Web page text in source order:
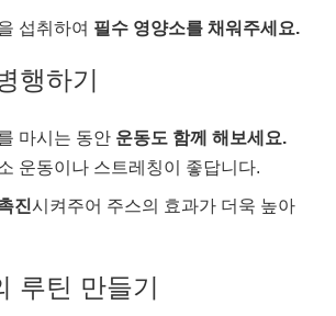
섭취하여 필수 영양소를 채워주세요.
행하기
마시는 동안 운동도 함께 해보세요.
운동이나 스트레칭이 좋답니다.
진시켜주어 주스의 효과가 더욱 높아
루틴 만들기